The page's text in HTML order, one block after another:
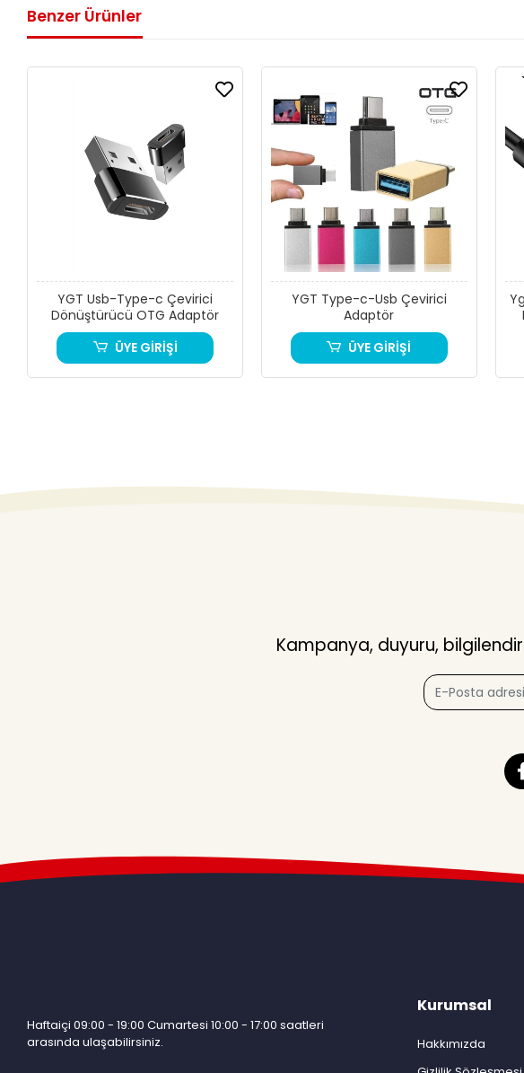
Benzer Ürünler
YGT Usb-Type-c Çevirici
Dönüştürücü OTG Adaptör
ÜYE GİRİŞİ
YGT Type-c-Usb Çevirici
Adaptör
ÜYE GİRİŞİ
Kampanya, duyuru,
Haftaiçi 09:00 - 19:00 Cumartesi 10:00 - 17:00 saatleri
arasında ulaşabilirsiniz.
Kurumsal
Hakkımızda